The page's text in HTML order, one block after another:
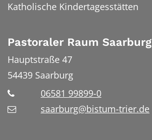
Katholische Kindertagesstätten
Pastoraler Raum Saarburg
Hauptstraße 47
54439 Saarburg
06581 99899-0
saarburg@bistum-trier.de